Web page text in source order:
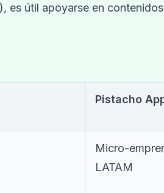
es útil apoyarse en
Pistacho
Micro-
LATAM